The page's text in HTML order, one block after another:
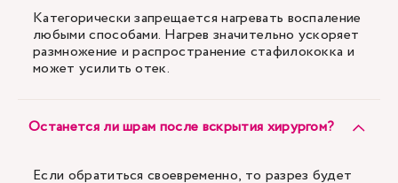
Категорически запрещается нагревать воспаление
любыми способами. Нагрев значительно ускоряет
размножение и распространение стафилококка и
может усилить отек.
Останется ли шрам после вскрытия хирургом?
Если обратиться своевременно, то разрез будет